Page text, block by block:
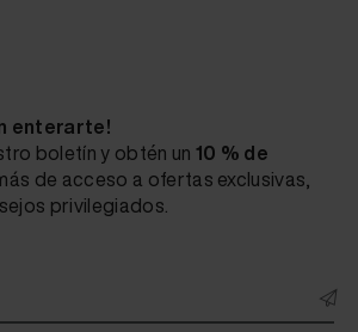
enterarte!
boletín y obtén un 10 % de
de acceso a ofertas exclusivas,
privilegiados.